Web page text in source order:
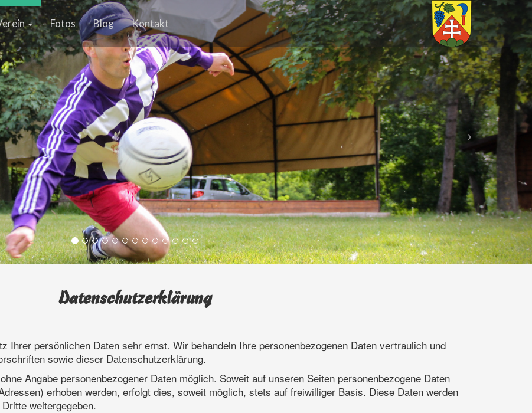
Fotos Blog Kontakt
Datenschutzerklärung
Ihrer persönlichen Daten sehr ernst. Wir behandeln Ihre personenbezogenen Daten vertraulich und
sowie dieser Datenschutzerklärung.
Angabe personenbezogener Daten möglich. Soweit auf unseren Seiten personenbezogene Daten
erhoben werden, erfolgt dies, soweit möglich, stets auf freiwilliger Basis. Diese Daten werden
weitergegeben.